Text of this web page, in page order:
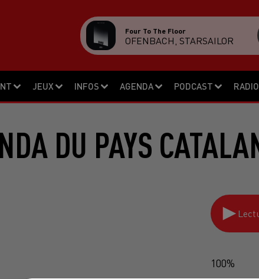
JEUX INFOS AGENDA PODCAST RADIO
Four To The Floor
OFENBACH, STARSAILOR
DU PAYS
100%